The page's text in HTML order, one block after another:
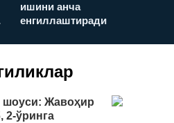
ишини анча
енгиллаштиради
шоуси: Жавоҳир
2-ўринга